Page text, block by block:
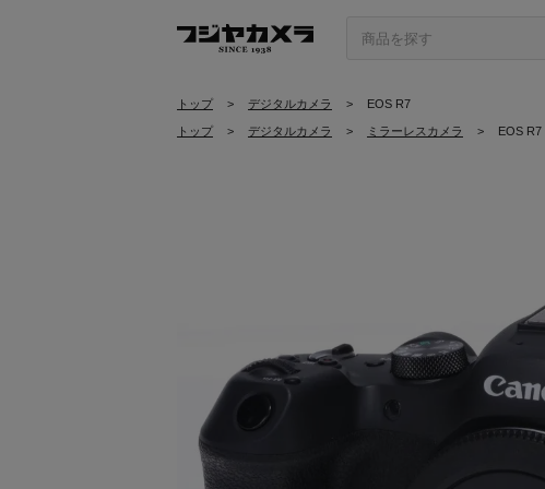
トップ > デジタルカメラ > EOS R7
トップ > デジタルカメラ > ミラーレスカメラ > EOS R7